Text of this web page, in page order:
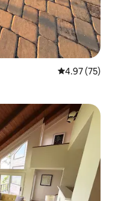
평점 4.97점(5
4.97 (75)